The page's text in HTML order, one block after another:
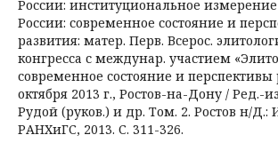
России: институциональное
России: современное состояние и
развития: матер. Перв. Всерос.
конгресса с междунар. участием
современное состояние и перспективы
октября 2013 г., Ростов-на-Дону / Ред.-
Рудой (руков.) и др. Том. 2. Ростов н/
РАНХиГС, 2013. С. 311-326.